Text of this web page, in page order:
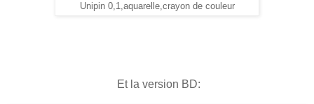
Unipin 0,1,aquarelle,crayon de couleur
Et la version BD: